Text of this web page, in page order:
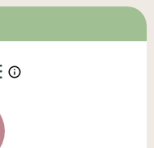
info_outline